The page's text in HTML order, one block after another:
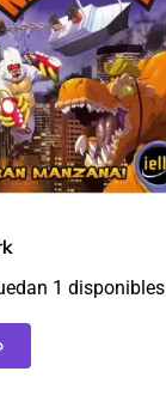
1 disponibles